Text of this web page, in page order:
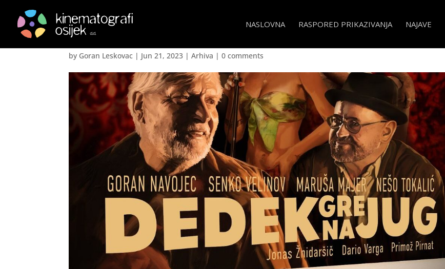
NASLOVNA RASPORED PRIKAZIVANJA NAJAVE
Djedica ide na jug – Dedek gre na jug
by Goran Leskovac | Jun 21, 2023 |Arhiva |0 comments